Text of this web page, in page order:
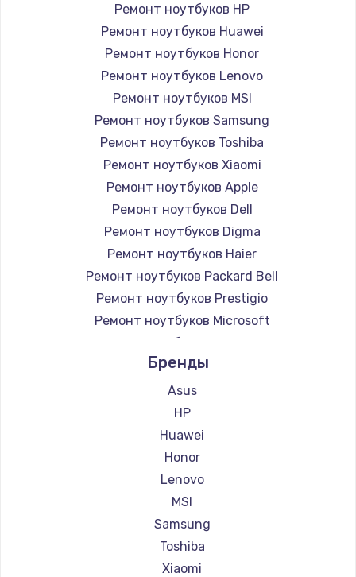
Ремонт ноутбуков HP
Ремонт ноутбуков Huawei
Ремонт ноутбуков Honor
Ремонт ноутбуков Lenovo
Ремонт ноутбуков MSI
Ремонт ноутбуков Samsung
Ремонт ноутбуков Toshiba
Ремонт ноутбуков Xiaomi
Ремонт ноутбуков Apple
Ремонт ноутбуков Dell
Ремонт ноутбуков Digma
Ремонт ноутбуков Haier
Ремонт ноутбуков Packard Bell
Ремонт ноутбуков Prestigio
Ремонт ноутбуков Microsoft
Ремонт ноутбуков Alienware
Ремонт ноутбуков Aquarius
Ремонт ноутбуков Gigabyte
Ремонт ноутбуков Aorus
Ремонт ноутбуков Maibenben
Ремонт ноутбуков Getac
Ремонт ноутбуков Epson
Ремонт ноутбуков Philips
Ремонт ноутбуков LG
Ремонт ноутбуков Panasonic
Ремонт ноутбуков Irbis
Бренды
Asus
HP
Huawei
Honor
Lenovo
MSI
Samsung
Toshiba
Xiaomi